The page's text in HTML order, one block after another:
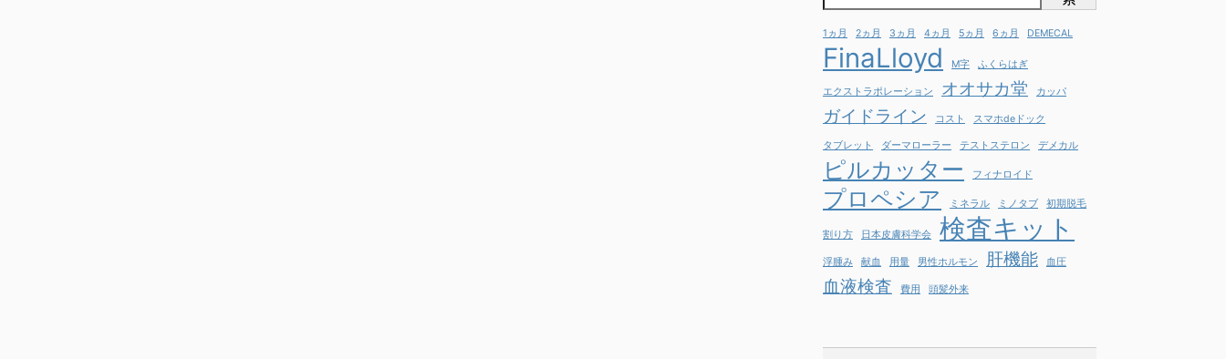
1ヵ月 2ヵ月 3ヵ月 4ヵ月 5ヵ月 6ヵ月 DEMECAL
FinaLloyd M字 ふくらはぎ
エクストラポレーション オオサカ堂 カッパ
ガイドライン コスト スマホdeドック
タブレット ダーマローラー テストステロン デメカル
ピルカッター フィナロイド
プロペシア ミネラル ミノタブ 初期脱毛
割り方 日本皮膚科学会 検査キット
浮腫み 献血 用量 男性ホルモン 肝機能 血圧
血液検査 費用 頭髪外来